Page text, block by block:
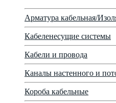
Арматура кабельная/
Кабеленесущие системы
Кабели и провода
Каналы настенного и
Короба кабельные